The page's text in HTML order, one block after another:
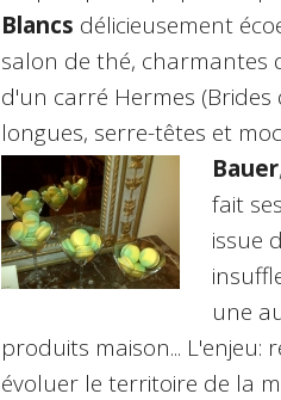
Blancs délicieusement
salon de thé, charmantes
d'un carré Hermes (Brides
longues, serre-têtes et
Bauer
fait
issue
une
produits maison...
évoluer le territoire de la